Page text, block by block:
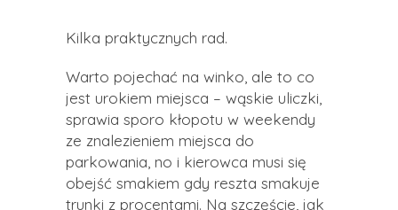
Kilka praktycznych rad.
Warto pojechać na winko, ale to co
jest urokiem miejsca – wąskie uliczki,
sprawia sporo kłopotu w weekendy
ze znalezieniem miejsca do
parkowania, no i kierowca musi się
obejść smakiem gdy reszta smakuje
trunki z procentami. Na szczęście, jak